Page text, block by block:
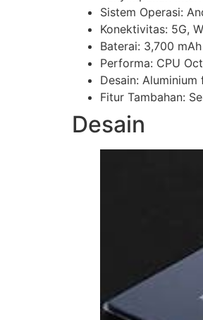
Sistem Operasi:
Konektivitas: 5G,
Baterai: 3,700 mAh
Performa: CPU
Desain:
Fitur Tambahan:
Desain